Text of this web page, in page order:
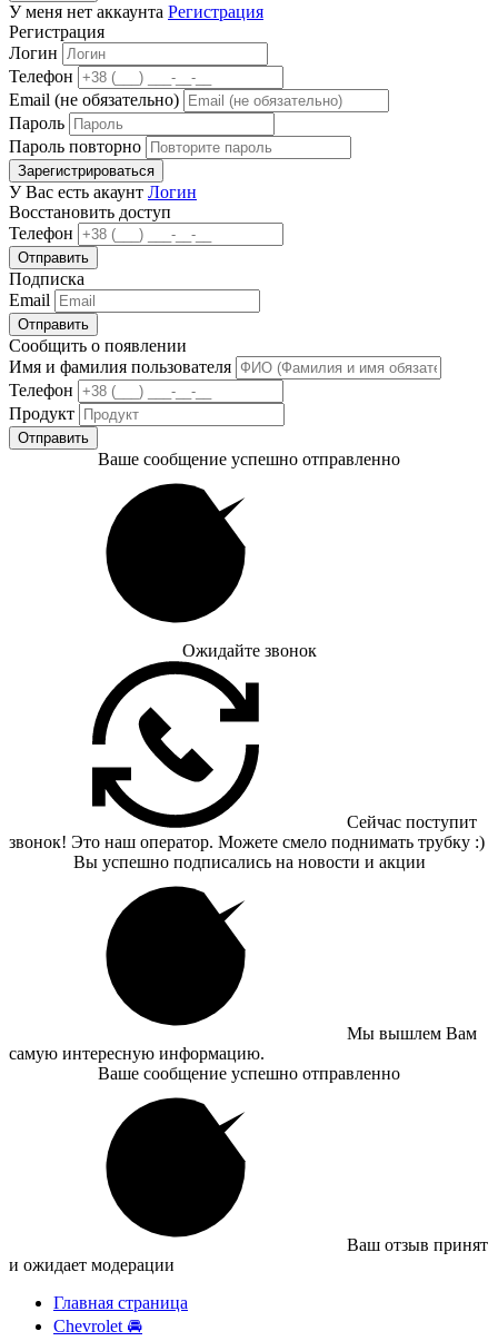
У меня нет аккаунта Регистрация
Регистрация
Логин
Телефон
Email (не обязательно)
Пароль
Пароль повторно
Зарегистрироваться
У Вас есть акаунт Логин
Восстановить доступ
Телефон
Отправить
Подписка
Email
Отправить
Сообщить о появлении
Имя и фамилия пользователя
Телефон
Продукт
Отправить
Ваше сообщение успешно отправленно
Ожидайте звонок
Сейчас поступит
звонок! Это наш оператор. Можете смело поднимать трубку :)
Вы успешно подписались на новости и акции
Мы вышлем Вам
самую интересную информацию.
Ваше сообщение успешно отправленно
Ваш отзыв принят
и ожидает модерации
Главная страница
Chevrolet 🚘